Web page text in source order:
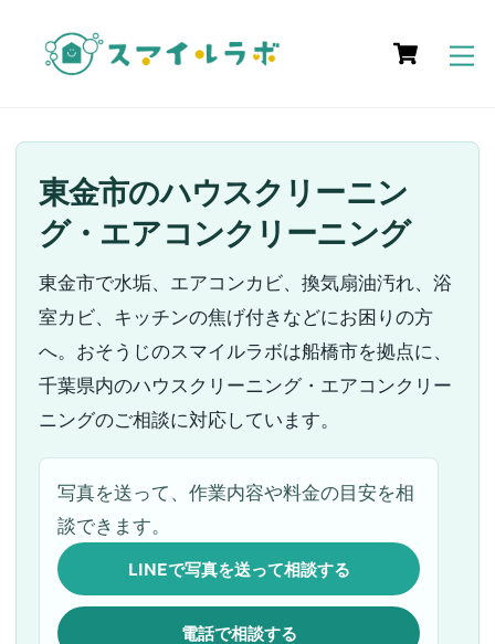
content
Cart
東金市のハウスクリーニン
グ・エアコンクリーニング
東金市で水垢、エアコンカビ、換気扇油汚れ、浴
室カビ、キッチンの焦げ付きなどにお困りの方
へ。おそうじのスマイルラボは船橋市を拠点に、
千葉県内のハウスクリーニング・エアコンクリー
ニングのご相談に対応しています。
写真を送って、作業内容や料金の目安を相
談できます。
LINEで写真を送って相談する
電話で相談する